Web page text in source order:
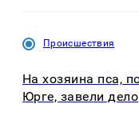
Происшествия
На хозяина пса,
Юрге, завели дело